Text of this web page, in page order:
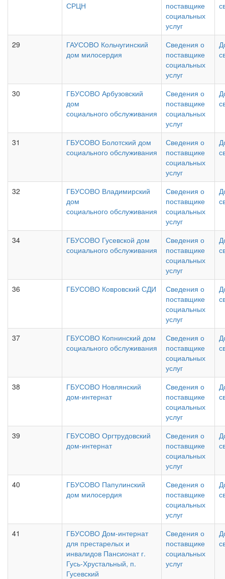
СРЦН
поставщике
социальных
услуг
29
ГАУСОВО Кольчугинский
дом милосердия
Сведения о
поставщике
социальных
услуг
30
ГБУСОВО Арбузовский
дом
социального обслуживания
Сведения о
поставщике
социальных
услуг
31
ГБУСОВО Болотский дом
социального обслуживания
Сведения о
поставщике
социальных
услуг
32
ГБУСОВО Владимирский
дом
социального обслуживания
Сведения о
поставщике
социальных
услуг
34
ГБУСОВО Гусевской дом
социального обслуживания
Сведения о
поставщике
социальных
услуг
36 ГБУСОВО Ковровский СДИ
Сведения о
поставщике
социальных
услуг
37
ГБУСОВО Копнинский дом
социального обслуживания
Сведения о
поставщике
социальных
услуг
38
ГБУСОВО Новлянский
дом-интернат
Сведения о
поставщике
социальных
услуг
39
ГБУСОВО Оргтрудовский
дом-интернат
Сведения о
поставщике
социальных
услуг
40
ГБУСОВО Папулинский
дом милосердия
Сведения о
поставщике
социальных
услуг
41
ГБУСОВО Дом-интернат
для престарелых и
инвалидов Пансионат г.
Гусь-Хрустальный, п.
Гусевский
Сведения о
поставщике
социальных
услуг